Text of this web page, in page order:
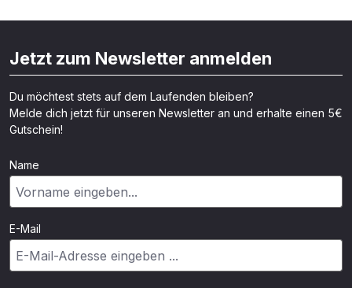
Jetzt zum Newsletter anmelden
Du möchtest stets auf dem Laufenden bleiben?
Melde dich jetzt für unseren Newsletter an und erhalte einen 5€
Gutschein!
Name
E-Mail